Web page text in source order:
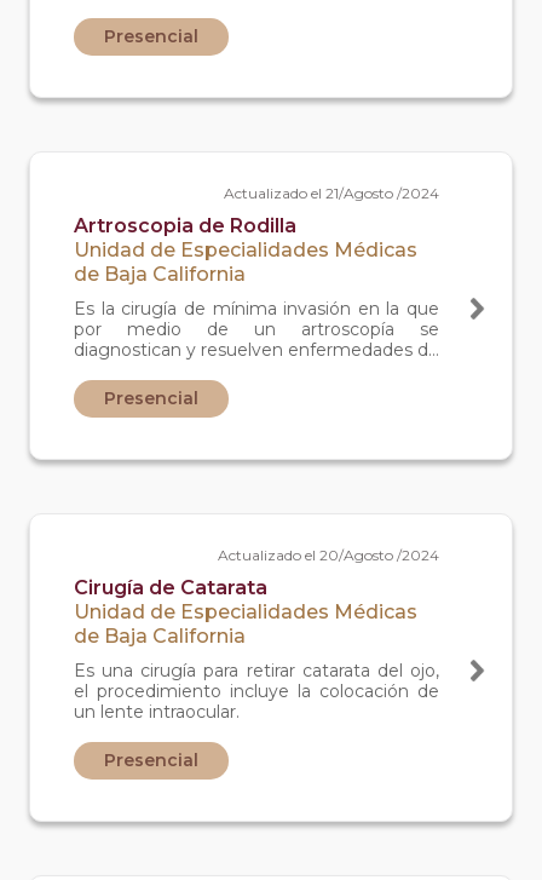
Presencial
Actualizado el 21/Agosto /2024
Artroscopia de Rodilla
Unidad de Especialidades Médicas
de Baja California
Es la cirugía de mínima invasión en la que
por medio de un artroscopía se
diagnostican y resuelven enfermedades de
Presencial
Actualizado el 20/Agosto /2024
Cirugía de Catarata
Unidad de Especialidades Médicas
de Baja California
Es una cirugía para retirar catarata del ojo,
el procedimiento incluye la colocación de
un lente intraocular.
Presencial